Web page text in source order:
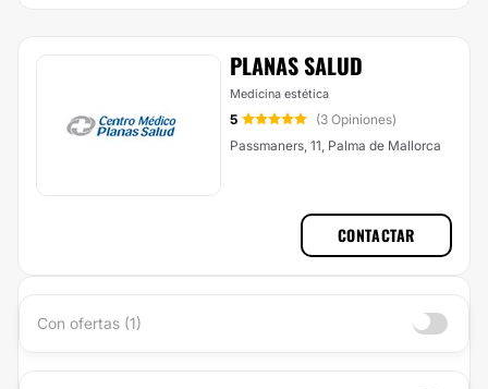
PLANAS SALUD
Medicina estética
5
(3 Opiniones)
Passmaners, 11, Palma de Mallorca
CONTACTAR
Con ofertas (1)